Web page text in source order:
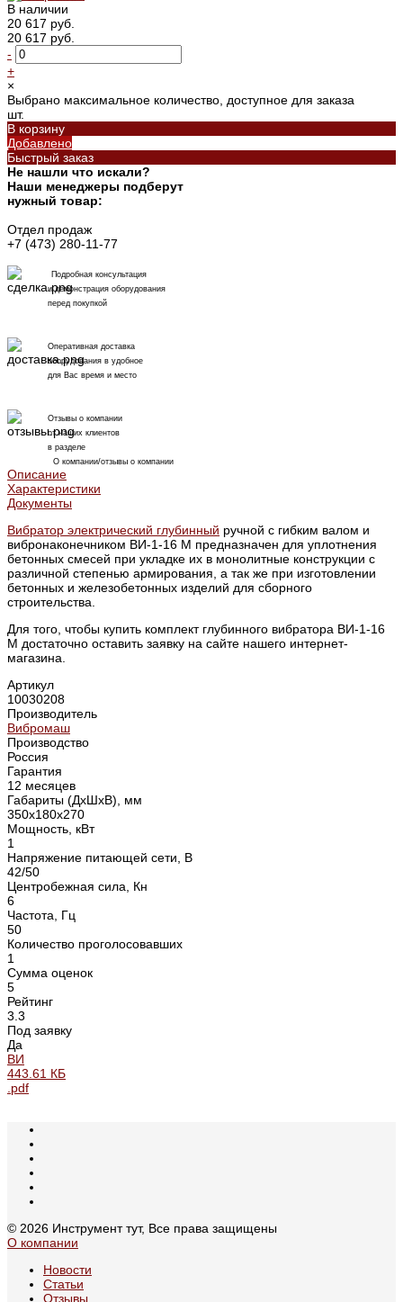
В наличии
20 617 руб.
20 617 руб.
-
+
×
Выбрано максимальное количество, доступное для заказа
шт.
В корзину
Добавлено
Быстрый заказ
Не нашли что искали?
Наши менеджеры подберут
нужный товар:
Отдел продаж
+7 (473) 280-11-77
Подробная консультация
и демонстрация оборудования
перед покупкой
Оперативная доставка
оборудования в удобное
для Вас время и место
Отзывы о компании
от наших клиентов
в разделе
О компании/отзывы о компании
Описание
Характеристики
Документы
Вибратор электрический глубинный ручной с гибким валом и
вибронаконечником ВИ-1-16 M предназначен для уплотнения
бетонных смесей при укладке их в монолитные конструкции с
различной степенью армирования, а так же при изготовлении
бетонных и железобетонных изделий для сборного
строительства.
Для того, чтобы купить комплект глубинного вибратора ВИ-1-16
М достаточно оставить заявку на сайте нашего интернет-
магазина.
Артикул
10030208
Производитель
Вибромаш
Производство
Россия
Гарантия
12 месяцев
Габариты (ДхШхВ), мм
350х180х270
Мощность, кВт
1
Напряжение питающей сети, В
42/50
Центробежная сила, Кн
6
Частота, Гц
50
Количество проголосовавших
1
Сумма оценок
5
Рейтинг
3.3
Под заявку
Да
ВИ
443.61 КБ
.pdf
© 2026 Инструмент тут, Все права защищены
О компании
Новости
Статьи
Отзывы